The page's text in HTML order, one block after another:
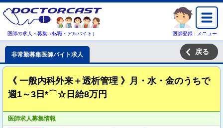
医師の求人・募集（転職・アルバイト） 医師登録 メニュー
非常勤募集医師バイト求人 戻る
《 一般内科外来＋透析管理 》月・水・金のうちで
週1～3日*⌒☆日給8万円
医師求人募集情報